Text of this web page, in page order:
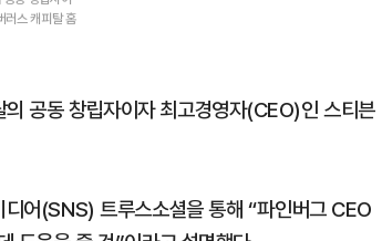
스 캐피탈 홈
공동 창립자이자 최고경영자(CEO)인 스티븐
어(SNS) 트루스소셜을 통해 “파인버그 CEO